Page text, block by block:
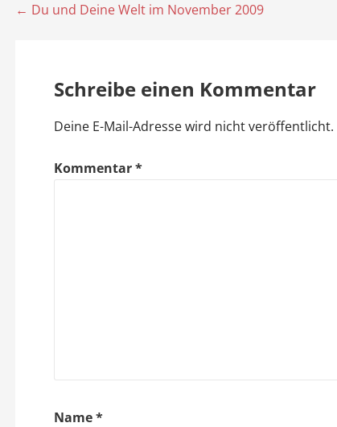
B
← Du und Deine Welt im November 2009
Schreibe einen Kommentar
Deine E-Mail-Adresse wird nicht veröffentlicht.
Kommentar*
Name*